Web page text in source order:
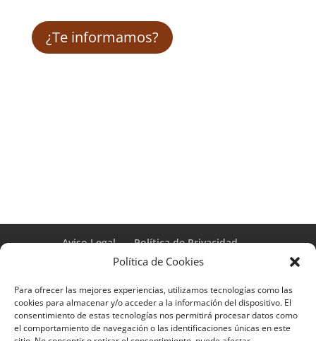
Política de Cookies
Para ofrecer las mejores experiencias, utilizamos tecnologías como las
cookies para almacenar y/o acceder a la información del dispositivo. El
consentimiento de estas tecnologías nos permitirá procesar datos como
el comportamiento de navegación o las identificaciones únicas en este
¿Te informamos?
Aviso Legal
Política de Privacidad
Términos y condiciones – Contrato de matrícula
Formulario de Datos necesarios para alta
Métodos de pago SEQURA
Métodos de pago
Formulario de Acción Formativa